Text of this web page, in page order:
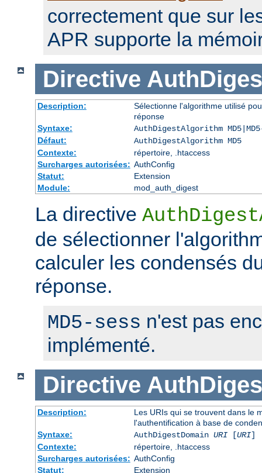
correctement que sur
APR supporte la
Directive
Description:
Sélectionne l'algorithme utilisé
réponse
Syntaxe:
AuthDigestAlgorithm
Défaut:
AuthDigestAlgorithm MD5
Contexte:
répertoire, .htaccess
Surcharges autorisées: AuthConfig
Statut:
Extension
Module:
mod_auth_digest
La directive
de sélectionner
calculer les condensés
réponse.
MD5-sess n'est pas
implémenté.
Directive
Description:
Les URIs qui se trouvent dans le
l'authentification à base de
Syntaxe:
AuthDigestDomain URI[URI]
Contexte:
répertoire, .htaccess
Surcharges autorisées: AuthConfig
Statut:
Extension